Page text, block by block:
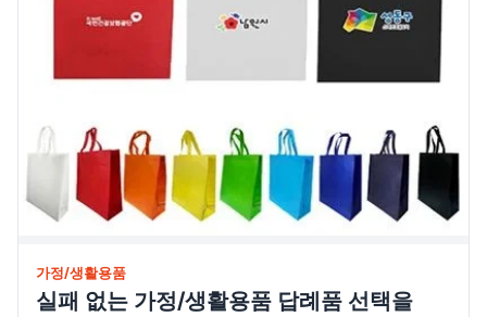
골프선물세트
레저/운동용품
명품자개상품
미용용품
가정/생활용품
실패 없는 가정/생활용품 답례품 선택을